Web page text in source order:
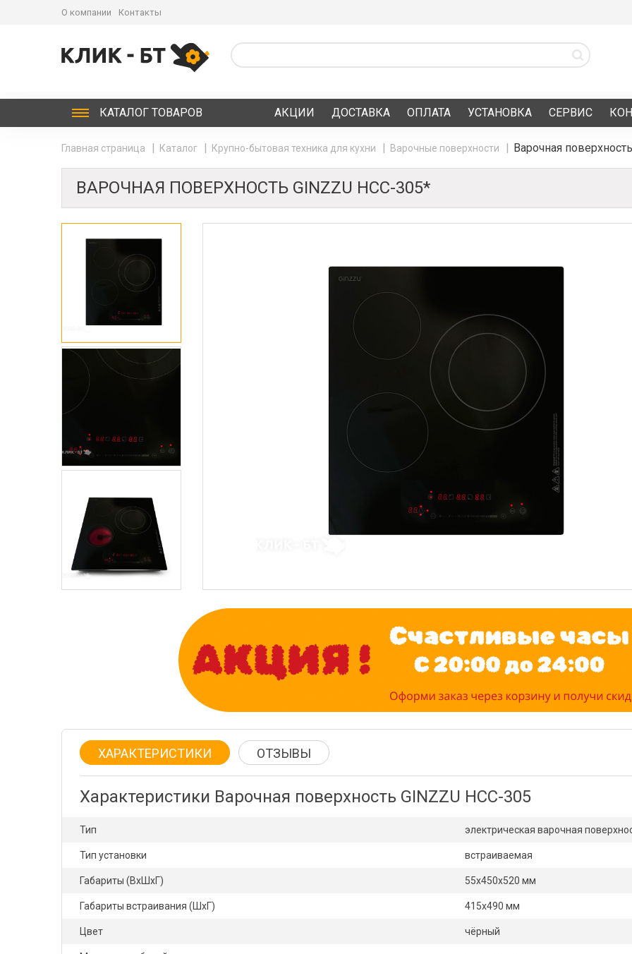
О компании Контакты
КАТАЛОГ ТОВАРОВ АКЦИИ ДОСТАВКА ОПЛАТА УСТАНОВКА СЕРВИС
Главная страница Каталог Крупно-бытовая техника для кухни Варочные поверхности Варочная
ВАРОЧНАЯ ПОВЕРХНОСТЬ GINZZU HCC-305*
ХАРАКТЕРИСТИКИ ОТЗЫВЫ
Характеристики Варочная поверхность GINZZU HCC-305
Тип электрическая варочная
Тип установки встраиваемая
Габариты (ВхШхГ) 55х450х520 мм
Габариты встраивания (ШхГ) 415х490 мм
Цвет чёрный